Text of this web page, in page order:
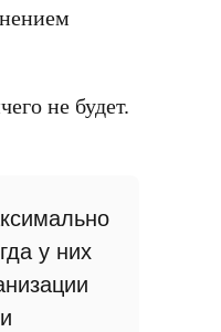
не будет.
у них